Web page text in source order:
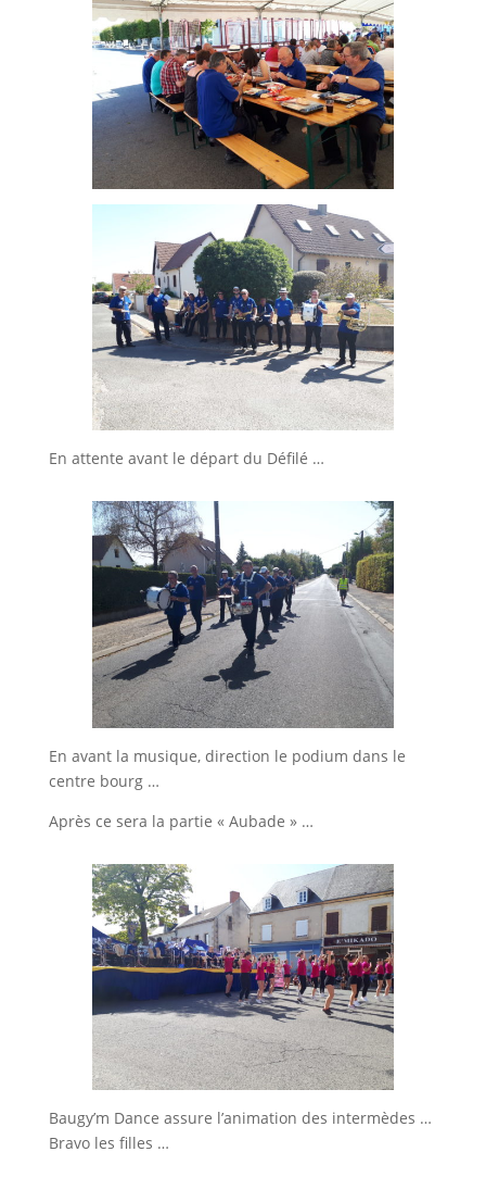
En attente avant le départ du Défilé …
En avant la musique, direction le podium dans le
centre bourg …
Après ce sera la partie « Aubade » …
Baugy’m Dance assure l’animation des intermèdes …
Bravo les filles …